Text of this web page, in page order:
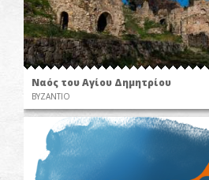
Ναός του Αγίου Δημητρίου
ΒΥΖΑΝΤΙΟ